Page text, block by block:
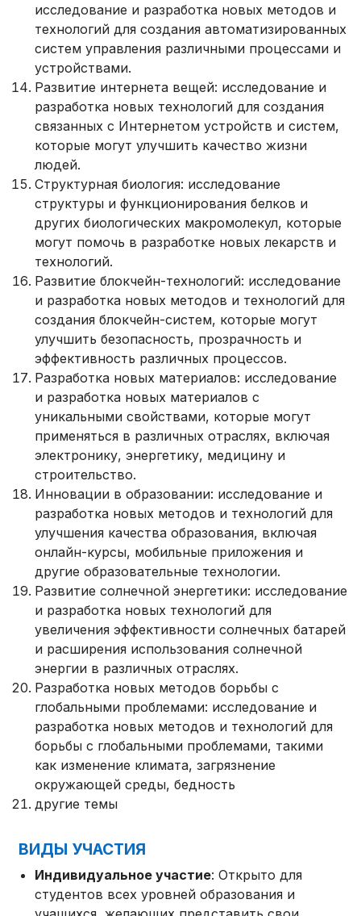
исследование и разработка новых методов и
технологий для создания автоматизированных
систем управления различными процессами и
устройствами.
Развитие интернета вещей: исследование и
разработка новых технологий для создания
связанных с Интернетом устройств и систем,
которые могут улучшить качество жизни
людей.
Структурная биология: исследование
структуры и функционирования белков и
других биологических макромолекул, которые
могут помочь в разработке новых лекарств и
технологий.
Развитие блокчейн-технологий: исследование
и разработка новых методов и технологий для
создания блокчейн-систем, которые могут
улучшить безопасность, прозрачность и
эффективность различных процессов.
Разработка новых материалов: исследование
и разработка новых материалов с
уникальными свойствами, которые могут
применяться в различных отраслях, включая
электронику, энергетику, медицину и
строительство.
Инновации в образовании: исследование и
разработка новых методов и технологий для
улучшения качества образования, включая
онлайн-курсы, мобильные приложения и
другие образовательные технологии.
Развитие солнечной энергетики: исследование
и разработка новых технологий для
увеличения эффективности солнечных батарей
и расширения использования солнечной
энергии в различных отраслях.
Разработка новых методов борьбы с
глобальными проблемами: исследование и
разработка новых методов и технологий для
борьбы с глобальными проблемами, такими
как изменение климата, загрязнение
окружающей среды, бедность
другие темы
ВИДЫ УЧАСТИЯ
Индивидуальное участие: Открыто для
студентов всех уровней образования и